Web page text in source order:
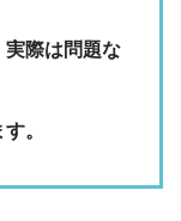
実際は問題な
。